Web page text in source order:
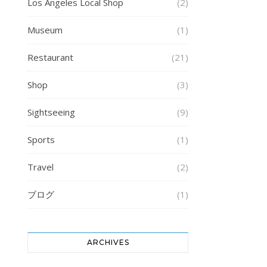
Los Angeles Local Shop (2)
Museum (1)
Restaurant (21)
Shop (3)
Sightseeing (9)
Sports (1)
Travel (2)
ブログ (1)
ARCHIVES